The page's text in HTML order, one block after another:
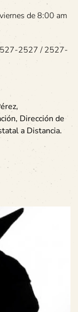
de 8:00 am
2527 / 2527-
Dirección de
a Distancia.